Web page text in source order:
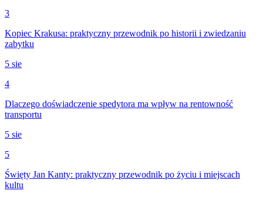
3
Kopiec Krakusa: praktyczny przewodnik po historii i zwiedzaniu
zabytku
5 sie
4
Dlaczego doświadczenie spedytora ma wpływ na rentowność
transportu
5 sie
5
Święty Jan Kanty: praktyczny przewodnik po życiu i miejscach
kultu